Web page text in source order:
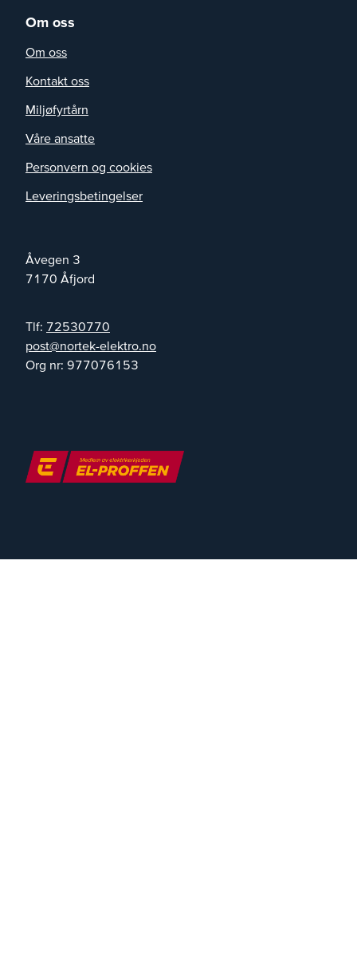
Åvegen 3
7170 Åfjord
Tlf: 72530770
on.ortkele-ketron@tsop
Org nr: 977076153
Om oss
Om oss
Kontakt oss
Miljøfyrtårn
Våre ansatte
Personvern og cookies
Leveringsbetingelser